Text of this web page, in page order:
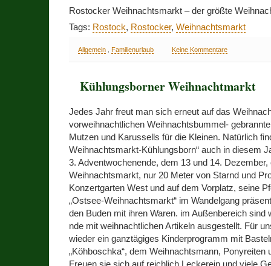
Rostocker Weihnachtsmarkt – der größte
Tags: Rostock, Rostocker, Weihnachtsmarkt
Allgemein, Familienurlaub Keine Kommentare
Kühlungsborner Weihnachtmarkt
Jedes Jahr freut man sich erneut auf das
vorweihnachtlichen Weihnachtsbummel-
Mutzen und Karussells für die Kleinen. Natürlich
Weihnachtsmarkt-Kühlungsborn“ auch in diesem
3. Adventwochenende, dem 13 und 14. Dezember,
Weihnachtsmarkt, nur 20 Meter von Starnd und
Konzertgarten West und auf dem Vorplatz, seine
„Ostsee-Weihnachtsmarkt“ im Wandelgang
den Buden mit ihren Waren. im Außenbereich sind
nde mit weihnachtlichen Artikeln ausgestellt. Für
wieder ein ganztägiges Kinderprogramm mit
„Köhboschka“, dem Weihnachtsmann, Ponyreiten